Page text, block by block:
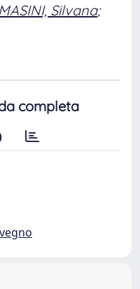
Silvana;
completa